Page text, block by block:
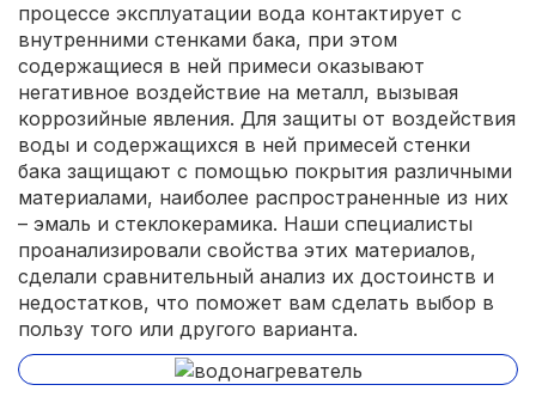
процессе эксплуатации вода контактирует с
внутренними стенками бака, при этом
содержащиеся в ней примеси оказывают
негативное воздействие на металл, вызывая
коррозийные явления. Для защиты от воздействия
воды и содержащихся в ней примесей стенки
бака защищают с помощью покрытия различными
материалами, наиболее распространенные из них
– эмаль и стеклокерамика. Наши специалисты
проанализировали свойства этих материалов,
сделали сравнительный анализ их достоинств и
недостатков, что поможет вам сделать выбор в
пользу того или другого варианта.